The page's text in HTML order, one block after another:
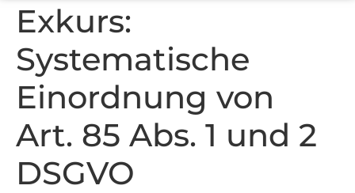
Exkurs:
Systematische
Einordnung von
Art. 85 Abs. 1 und 2
DSGVO